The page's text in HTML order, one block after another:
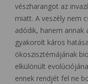
vészharangot az
miatt. A veszély nem
adódik, hanem annak
gyakorolt káros
ökoszisztémájának
elkülönült
ennek rendjét fel ne